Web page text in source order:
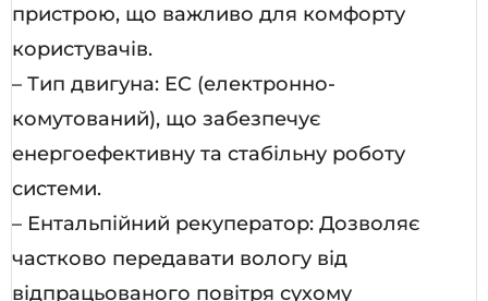
пристрою, що важливо для комфорту
користувачів.
– Тип двигуна: EC (електронно-
комутований), що забезпечує
енергоефективну та стабільну роботу
системи.
– Ентальпійний рекуператор: Дозволяє
частково передавати вологу від
відпрацьованого повітря сухому